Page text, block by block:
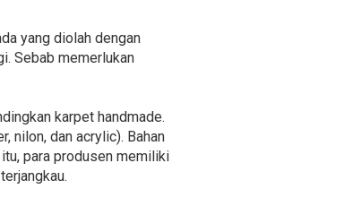
yang diolah dengan
Sebab memerlukan
karpet handmade.
nilon, dan acrylic). Bahan
para produsen memiliki